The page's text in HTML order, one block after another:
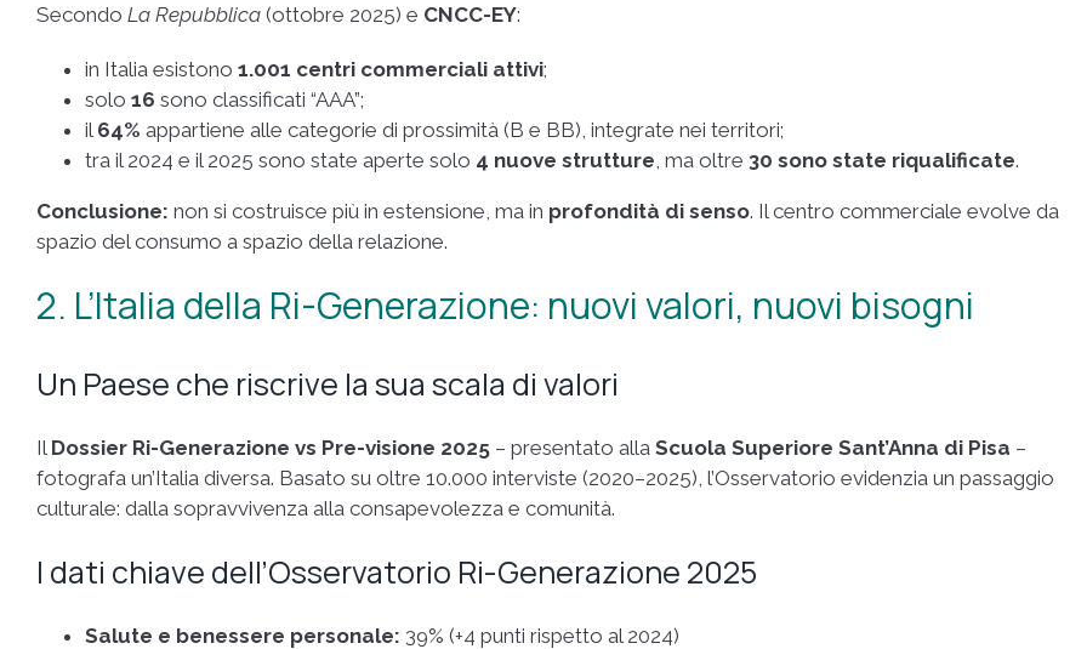
Secondo La Repubblica (ottobre 2025) e CNCC-EY:
in Italia esistono 1.001 centri commerciali attivi;
solo 16 sono classificati “AAA”;
il 64% appartiene alle categorie di prossimità (B e BB), integrate nei territori;
tra il 2024 e il 2025 sono state aperte solo 4 nuove strutture , ma oltre 30 sono state riqualificate.
Conclusione: non si costruisce più in estensione, ma in profondità di senso. Il centro commerciale evolve da
spazio del consumo a spazio della relazione.
2. L’Italia della Ri-Generazione: nuovi valori, nuovi bisogni
Un Paese che riscrive la sua scala di valori
Il Dossier Ri-Generazione vs Pre-visione 2025 – presentato alla Scuola Superiore Sant’Anna di Pisa –
fotografa un’Italia diversa. Basato su oltre 10.000 interviste (2020–2025), l’Osservatorio evidenzia un passaggio
culturale: dalla sopravvivenza alla consapevolezza e comunità.
I dati chiave dell’Osservatorio Ri-Generazione 2025
Salute e benessere personale: 39% (+4 punti rispetto al 2024)